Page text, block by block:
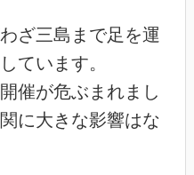
ざ三島まで足を運
ています。
催が危ぶまれまし
に大きな影響はな